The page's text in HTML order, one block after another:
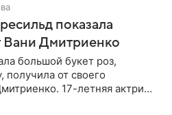
показала
Вани Дмитриенко
большой букет роз,
получилa от своего
17-летняя актриса